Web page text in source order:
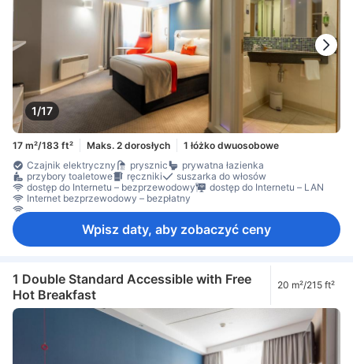
1/17
17 m²/183 ft² Maks. 2 dorosłych
1 łóżko dwuosobowe
Czajnik elektryczny
prysznic
prywatna łazienka
przybory toaletowe
ręczniki
suszarka do włosów
dostęp do Internetu – bezprzewodowy
dostęp do Internetu – LAN
Internet bezprzewodowy – bezpłatny
Internet przez Wi-Fi – za opłatą
Wpisz daty, aby zobaczyć ceny
1 Double Standard Accessible with Free
Hot Breakfast
20 m²/215 ft²